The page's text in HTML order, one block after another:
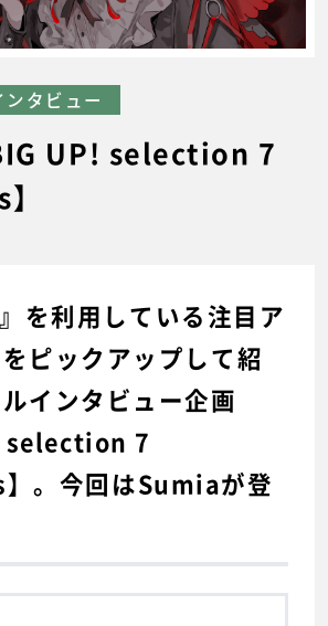
UP! selection 7
ンタビュー
を利用している注目ア
ピックアップして紹
インタビュー企画
selection 7
。今回はSumiaが登